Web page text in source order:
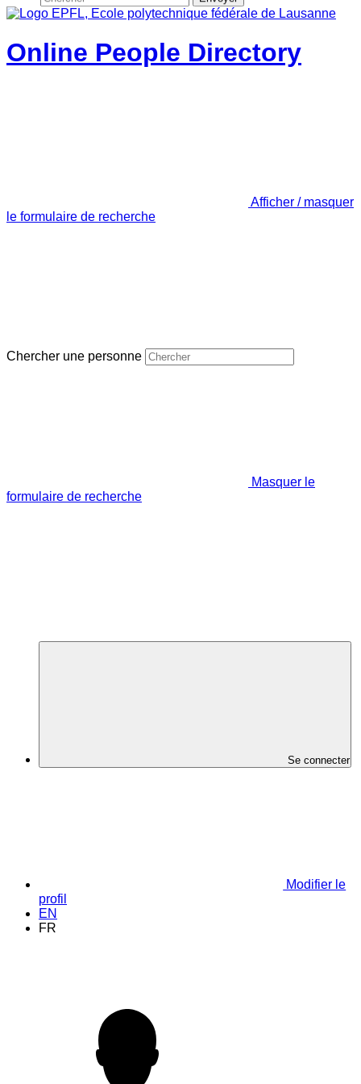
Online People Directory
Afficher / masquer
le formulaire de recherche
Chercher une personne
Masquer le
formulaire de recherche
Se connecter
Modifier le
profil
EN
FR